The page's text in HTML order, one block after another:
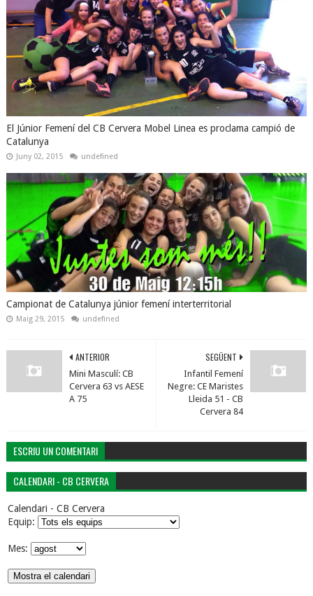
El Júnior Femení del CB Cervera Mobel Linea es proclama campió de
Catalunya
Juny 02, 2015 undefined
Campionat de Catalunya júnior femení interterritorial
Maig 29, 2015 undefined
SEGÜENT
Infantil Femení
Negre: CE Maristes
Lleida 51 - CB
Cervera 84
ANTERIOR
Mini Masculí: CB
Cervera 63 vs AESE
A 75
ESCRIU UN COMENTARI
CALENDARI - CB CERVERA
Calendari - CB Cervera
Equip:
Mes: